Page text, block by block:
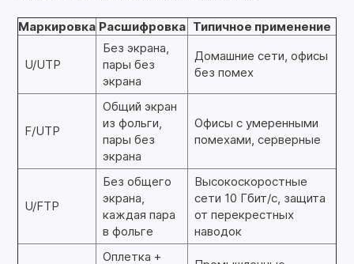
Маркировка Расшифровка Типичное применение
U/UTP
Без экрана,
пары без
экрана
Домашние сети, офисы
без помех
F/UTP
Общий экран
из фольги,
пары без
экрана
Офисы с умеренными
помехами, серверные
U/FTP
Без общего
экрана,
каждая пара
в фольге
Высокоскоростные
сети 10 Гбит/с, защита
от перекрестных
наводок
Оплетка +